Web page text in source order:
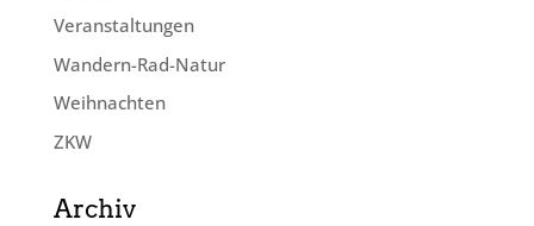
Veranstaltungen
Wandern-Rad-Natur
Weihnachten
ZKW
Archiv